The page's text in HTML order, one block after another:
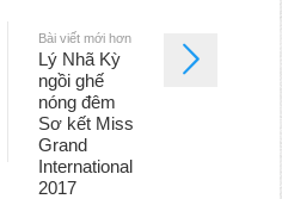
Bài viết mới hơn
Lý Nhã Kỳ
ngồi ghế
nóng đêm
Sơ kết Miss
Grand
International
2017